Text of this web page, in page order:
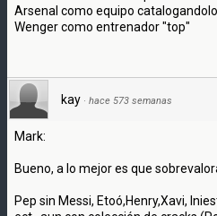
Arsenal como equipo
Wenger como entrenador "top"
kay · hace 573 semanas
Mark:
Bueno, a lo mejor es que
Pep sin Messi, Etoó,Henry,Xavi,